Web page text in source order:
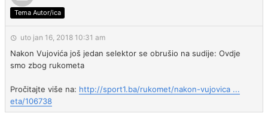
Tema Autor/ica
uto jan 16, 2018 10:31 am
Nakon Vujovića još jedan selektor se obrušio na sudije: Ovdje
smo zbog rukometa
Pročitajte više na: http://sport1.ba/rukomet/nakon-vujovica ...
eta/106738